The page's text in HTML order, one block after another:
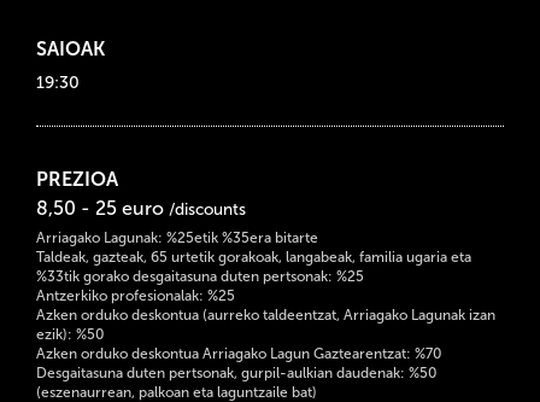
SAIOAK
19:30
PREZIOA
8,50 - 25 euro /discounts
Arriagako Lagunak: %25etik %35era bitarte
Taldeak, gazteak, 65 urtetik gorakoak, langabeak, familia ugaria eta
%33tik gorako desgaitasuna duten pertsonak: %25
Antzerkiko profesionalak: %25
Azken orduko deskontua (aurreko taldeentzat, Arriagako Lagunak izan
ezik): %50
Azken orduko deskontua Arriagako Lagun Gaztearentzat: %70
Desgaitasuna duten pertsonak, gurpil-aulkian daudenak: %50
(eszenaurrean, palkoan eta laguntzaile bat)